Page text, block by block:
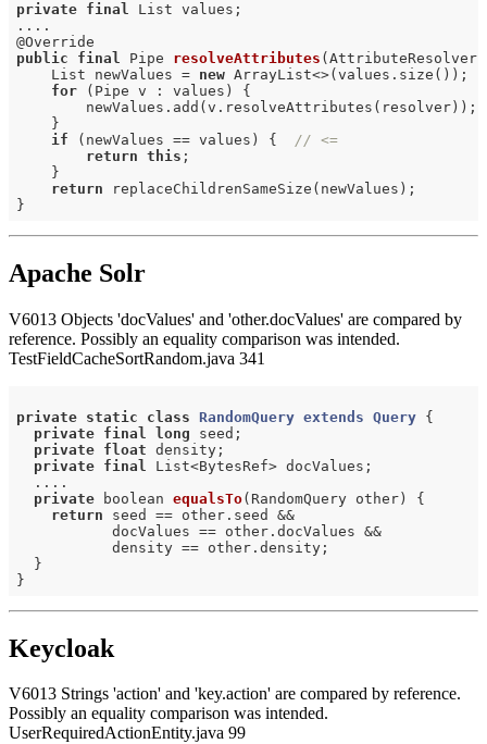
private final List values;
....
@
public
final Pipe resolveAttributes (AttributeResolver
    List newValues =
new ArrayList<>(values.size());
for (Pipe v : values) {
        newValues.add(v.resolveAttributes(resolver));
    }
if (newValues == values) { // <=
return this ;
    }
return replaceChildrenSameSize(newValues);
Apache Solr
V6013 Objects 'docValues' and 'other.docValues' are compared by
reference. Possibly an equality comparison was intended.
TestFieldCacheSortRandom.java 341
private static class RandomQuery extends Query {
private
final long seed;
private
float density;
private
final List<BytesRef> docValues;
  ....
private boolean equalsTo(RandomQuery other)
{
return seed == other.seed &&
           docValues == other.docValues &&
           density == other.density;
  }
Keycloak
V6013 Strings 'action' and 'key.action' are compared by reference.
Possibly an equality comparison was intended.
UserRequiredActionEntity.java 99